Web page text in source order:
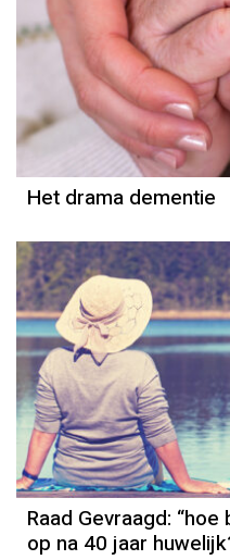
Het drama dementie
Raad Gevraagd:
op na 40 jaar